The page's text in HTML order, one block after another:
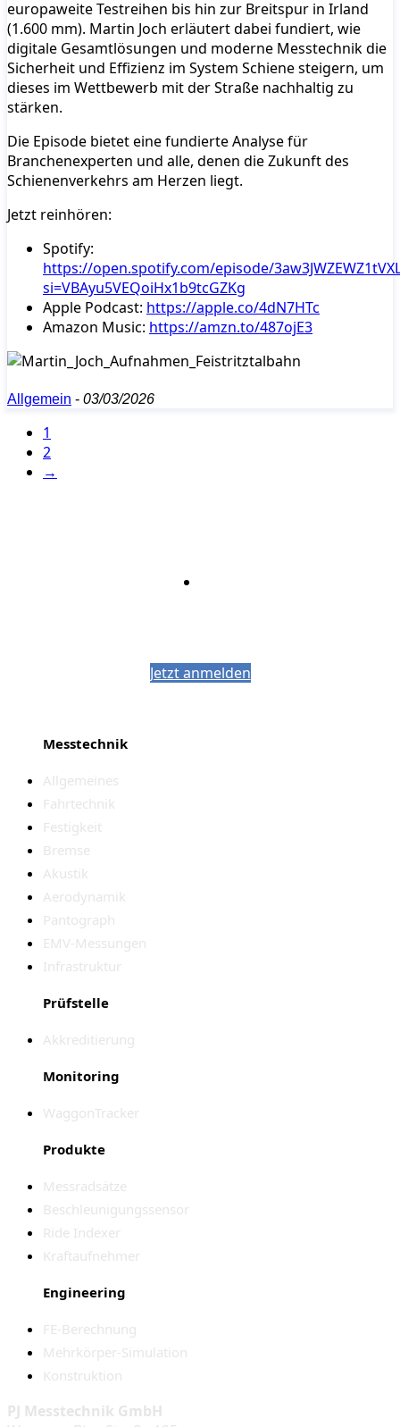
europaweite Testreihen bis hin zur Breitspur in Irland
(1.600 mm). Martin Joch erläutert dabei fundiert, wie
digitale Gesamtlösungen und moderne Messtechnik die
Sicherheit und Effizienz im System Schiene steigern, um
dieses im Wettbewerb mit der Straße nachhaltig zu
stärken.
Die Episode bietet eine fundierte Analyse für
Branchenexperten und alle, denen die Zukunft des
Schienenverkehrs am Herzen liegt.
Jetzt reinhören:
Spotify:
https://open.spotify.com/episode/
si=VBAyu5VEQoiHx1b9tcGZKg
Apple Podcast: https://apple.co/4dN7HTc
Amazon Music: https://amzn.to/487ojE3
Allgemein - 03/03/2026
1
2
→
Jetzt anmelden
Messtechnik
Allgemeines
Fahrtechnik
Festigkeit
Bremse
Akustik
Aerodynamik
Pantograph
EMV-Messungen
Infrastruktur
Prüfstelle
Akkreditierung
Monitoring
WaggonTracker
Produkte
Messradsätze
Beschleunigungssensor
Ride Indexer
Kraftaufnehmer
Engineering
FE-Berechnung
Mehrkörper-Simulation
Konstruktion
PJ Messtechnik GmbH